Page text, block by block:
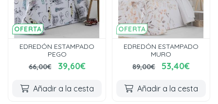
OFERTA
EDREDÓN ESTAMPADO
PEGO
66,00€
39,60€
Añadir a la cesta
OFERTA
EDREDÓN ESTAMPADO
MURO
89,00€
53,40€
Añadir a la cesta